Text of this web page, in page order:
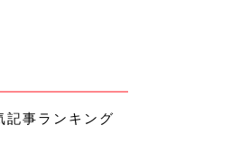
貸してくれる業者がいるのかとか、
記事ランキング